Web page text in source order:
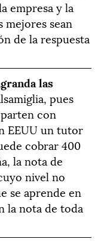
empresa y la
mejores sean
de la respuesta
las
pues
con
EEUU un tutor
cobrar 400
la nota de
nivel no
se aprende en
la nota de toda